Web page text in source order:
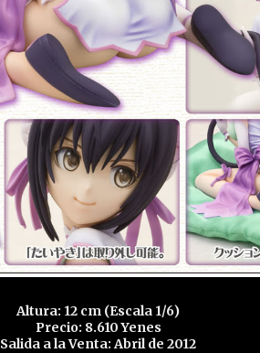
Altura: 12 cm (Escala 1/6)
Precio: 8.610 Yenes
Salida a la Venta: Abril de 2012